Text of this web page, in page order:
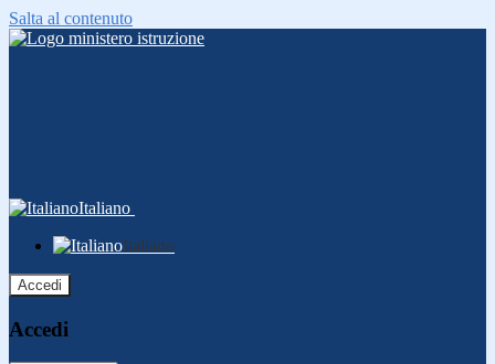
Salta al contenuto
Italiano
Italiano
Accedi
Accedi